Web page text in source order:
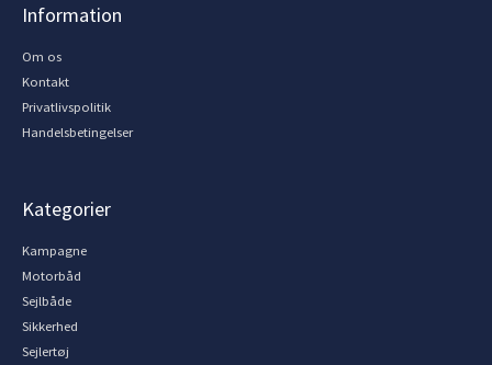
Information
Om os
Kontakt
Privatlivspolitik
Handelsbetingelser
Kategorier
Kampagne
Motorbåd
Sejlbåde
Sikkerhed
Sejlertøj